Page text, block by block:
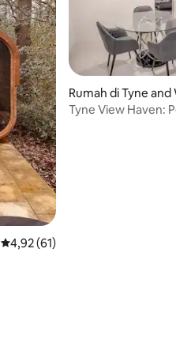
Nilai rata-rata 4,92 dari 5, 61
4,92 (61)
Rumah di Tyne and
Tyne View Haven: